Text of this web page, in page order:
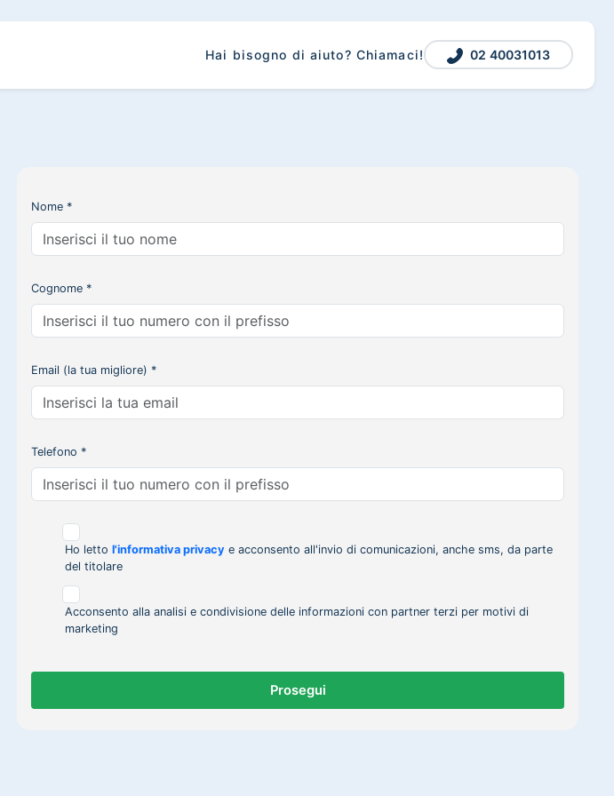
Hai bisogno di aiuto? Chiamaci! 02 40031013
Nome *
Cognome *
Email (la tua migliore) *
Telefono *
Ho letto l'informativa privacy e acconsento all'invio di comunicazioni, anche sms, da parte
del titolare
Acconsento alla analisi e condivisione delle informazioni con partner terzi per motivi di
marketing